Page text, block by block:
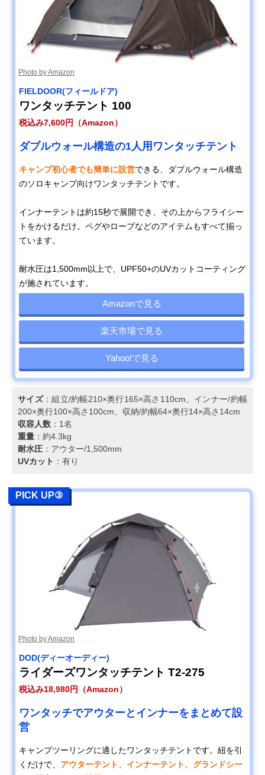
Photo by Amazon
FIELDOOR(フィールドア)
ワンタッチテント 100
税込み7,600円（Amazon）
ダブルウォール構造の1人用ワンタッチテント
キャンプ初心者でも簡単に設営できる、ダブルウォール構造
のソロキャンプ向けワンタッチテントです。
インナーテントは約15秒で展開でき、その上からフライシー
トをかけるだけ。ペグやロープなどのアイテムもすべて揃っ
ています。
耐水圧は1,500mm以上で、UPF50+のUVカットコーティング
が施されています。
Amazonで見る
楽天市場で見る
Yahoo!で見る
サイズ：組立/約幅210×奥行165×高さ110cm、インナー/約幅
200×奥行100×高さ100cm、収納/約幅64×奥行14×高さ14cm
収容人数 ：1名
重量 ：約4.3kg
耐水圧 ：アウター/1,500mm
UVカット ：有り
PICK UP③
Photo by Amazon
DOD(ディーオーディー)
ライダーズワンタッチテント T2-275
税込み18,980円（Amazon）
ワンタッチでアウターとインナーをまとめて設
営
キャンプツーリングに適したワンタッチテントです。紐を引
くだけで、 アウターテント、インナーテント、グランドシー